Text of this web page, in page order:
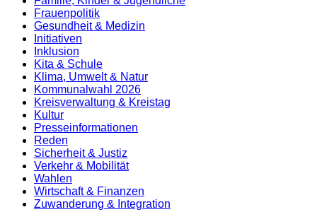
Frauenpolitik
Gesundheit & Medizin
Initiativen
Inklusion
Kita & Schule
Klima, Umwelt & Natur
Kommunalwahl 2026
Kreisverwaltung & Kreistag
Kultur
Presse­informationen
Reden
Sicherheit & Justiz
Verkehr & Mobilität
Wahlen
Wirtschaft & Finanzen
Zuwanderung & Integration